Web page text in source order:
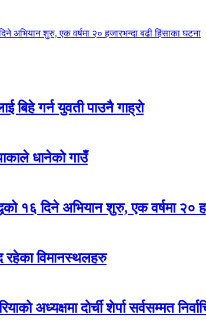
अभियान शुरु, एक वर्षमा २० हजारभन्दा बढी हिंसाका घटना
बिहे गर्न युवती पाउनै गाह्राे
धानेको गाउँ
१६ दिने अभियान शुरु, एक वर्षमा २०
रहेका विमानस्थलहरु
अध्यक्षमा दोर्ची शेर्पा सर्वसम्मत